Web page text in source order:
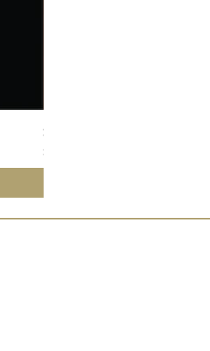
Susan Wong：靠近你（25週
價格
$950.00